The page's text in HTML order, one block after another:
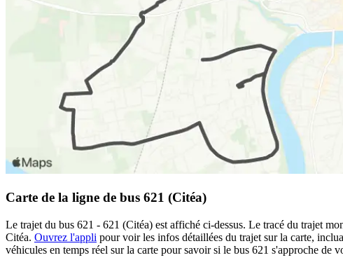
Carte de la ligne de bus 621 (Citéa)
Le trajet du bus 621 - 621 (Citéa) est affiché ci-dessus. Le tracé du trajet
Citéa. Ouvrez l'appli pour voir les infos détaillées du trajet sur la carte,
véhicules en temps réel sur la carte pour savoir si le bus 621 s'approche de